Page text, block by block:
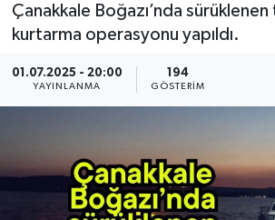
Çanakkale Boğazı’nda
kurtarma operasyonu yapıldı.
01.07.2025 - 20:00
YAYINLANMA
194
GÖSTERIM
Magazin
Resmi İlanlar
Haber Arşivi